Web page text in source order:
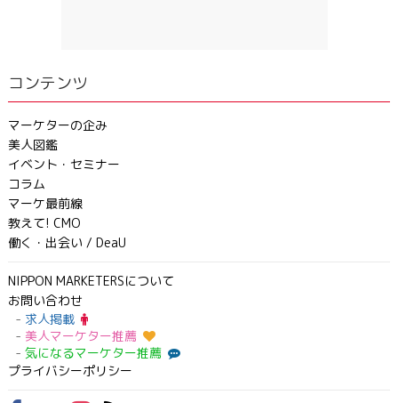
コンテンツ
マーケターの企み
美人図鑑
イベント・セミナー
コラム
マーケ最前線
教えて! CMO
働く・出会い / DeaU
NIPPON MARKETERSについて
お問い合わせ
求人掲載
美人マーケター推薦
気になるマーケター推薦
プライバシーポリシー